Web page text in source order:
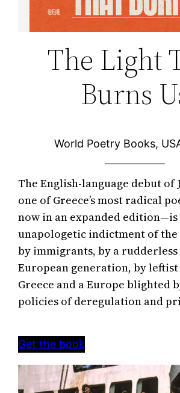
The Light
Burns
World Poetry Books,
The English-language debut of
one of Greece’s most radical
now in an expanded edition—is
unapologetic indictment of the
by immigrants, by a
European generation, by
Greece and a Europe blighted
policies of deregulation and
Get the book